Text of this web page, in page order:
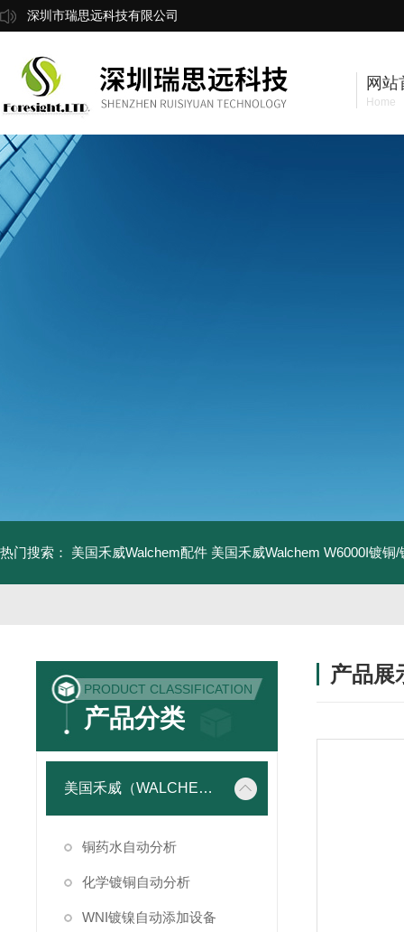
深圳市瑞思远科技有限公司
网站
Home
热门搜索： 美国禾威Walchem配件 美国禾威Walchem W6000I镀铜
PRODUCT CLASSIFICATION
产品分类
美国禾威（WALCHEM）自动添加控制器
铜药水自动分析
化学镀铜自动分析
WNI镀镍自动添加设备
产品展